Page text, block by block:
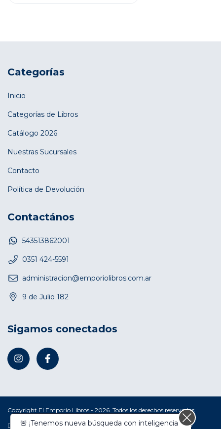
Categorías
Inicio
Categorías de Libros
Catálogo 2026
Nuestras Sucursales
Contacto
Política de Devolución
Contactános
543513862001
0351 424-5591
administracion@emporiolibros.com.ar
9 de Julio 182
Sigamos conectados
Copyright El Emporio Libros - 2026. Todos los derechos reservados.
Defensa de las y los consumidores. Para reclamos ingresá acá. /
🚨 ¡Tenemos nueva búsqueda con inteligencia